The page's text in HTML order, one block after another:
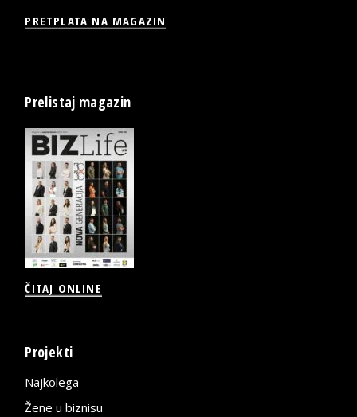
PRETPLATA NA MAGAZIN
Prelistaj magazin
ČITAJ ONLINE
Projekti
Najkolega
Žene u biznisu